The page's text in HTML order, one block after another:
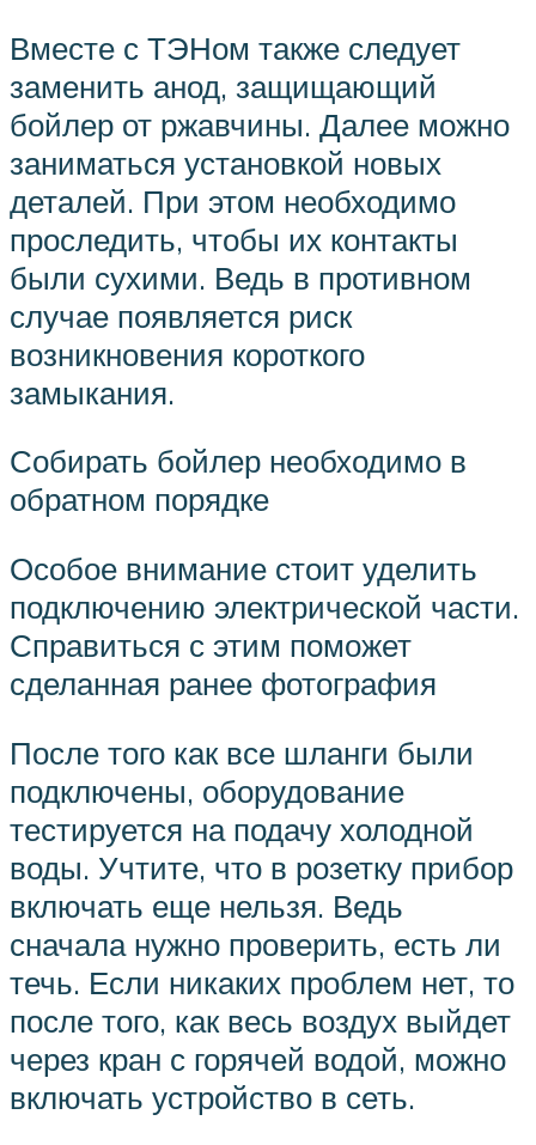
Вместе с ТЭНом также следует
заменить анод, защищающий
бойлер от ржавчины. Далее можно
заниматься установкой новых
деталей. При этом необходимо
проследить, чтобы их контакты
были сухими. Ведь в противном
случае появляется риск
возникновения короткого
замыкания.
Собирать бойлер необходимо в
обратном порядке
Особое внимание стоит уделить
подключению электрической части.
Справиться с этим поможет
сделанная ранее фотография
После того как все шланги были
подключены, оборудование
тестируется на подачу холодной
воды. Учтите, что в розетку прибор
включать еще нельзя. Ведь
сначала нужно проверить, есть ли
течь. Если никаких проблем нет, то
после того, как весь воздух выйдет
через кран с горячей водой, можно
включать устройство в сеть.